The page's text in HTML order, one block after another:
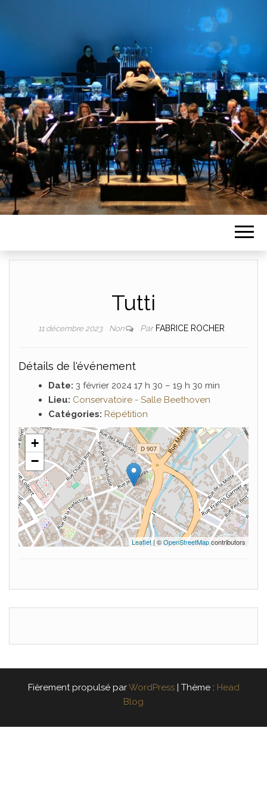
Tutti
11 décembre 2023 Non Par FABRICE ROCHER
Détails de l'événement
Date: 3 février 2024 17 h 30 – 19 h 30 min
Lieu: Conservatoire - Salle Beethoven
Catégories: Répétition
+
−
Leaflet| ©OpenStreetMapcontributors
Fièrement propulsé parWordPress | Thème : Head
Blog